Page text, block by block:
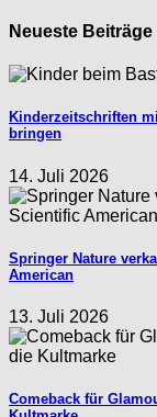
Neueste Beiträge
Kinderzeitschriften
bringen
14. Juli 2026
Springer Nature
American
13. Juli 2026
Comeback für